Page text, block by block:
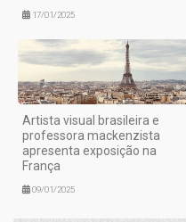
17/01/2025
Artista visual brasileira e
professora mackenzista
apresenta exposição na
França
09/01/2025